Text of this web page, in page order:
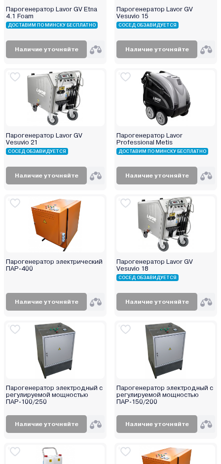
Парогенератор Lavor GV Etna
4.1 Foam
ДОСТАВИМ ПО МИНСКУ БЕСПЛАТНО
Наличие уточняйте
Парогенератор Lavor GV
Vesuvio 15
СОСЕД ОБЗАВИДУЕТСЯ
Наличие уточняйте
Парогенератор Lavor GV
Vesuvio 21
СОСЕД ОБЗАВИДУЕТСЯ
Наличие уточняйте
Парогенератор Lavor
Professional Metis
ДОСТАВИМ ПО МИНСКУ БЕСПЛАТНО
Наличие уточняйте
Парогенератор электрический
ПАР-400
Наличие уточняйте
Парогенератор Lavor GV
Vesuvio 18
СОСЕД ОБЗАВИДУЕТСЯ
Наличие уточняйте
Парогенератор электродный с
регулируемой мощностью
ПАР-100/250
Наличие уточняйте
Парогенератор электродный с
регулируемой мощностью
ПАР-150/200
Наличие уточняйте